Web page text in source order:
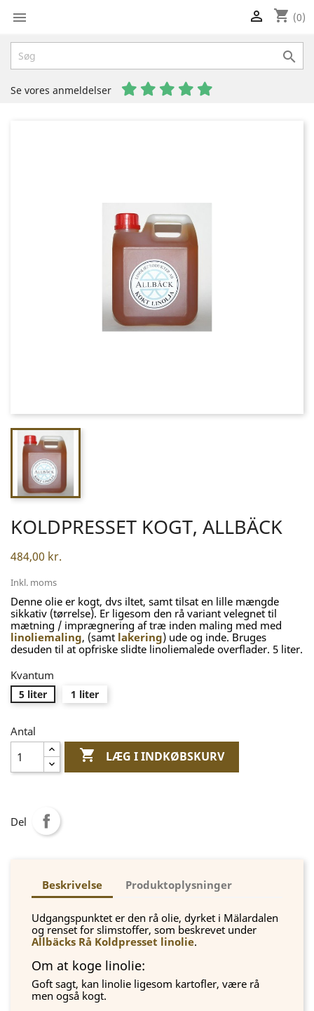
 shopping_cart (0)


Se vores anmeldelser
KOLDPRESSET KOGT, ALLBÄCK
484,00 kr.
Inkl. moms
Denne olie er kogt, dvs iltet, samt tilsat en lille mængde
sikkativ (tørrelse). Er ligesom den rå variant velegnet til
mætning / imprægnering af træ inden maling med med
linoliemaling, (samt lakering) ude og inde. Bruges
desuden til at opfriske slidte linoliemalede overflader. 5 liter.
Kvantum
5 liter 1 liter
Antal
 LÆG I INDKØBSKURV
Del
Beskrivelse Produktoplysninger
Udgangspunktet er den rå olie, dyrket i Mälardalen
og renset for slimstoffer, som beskrevet under
Allbäcks Rå Koldpresset linolie.
Om at koge linolie:
Goft sagt, kan linolie ligesom kartofler, være rå
men også kogt.